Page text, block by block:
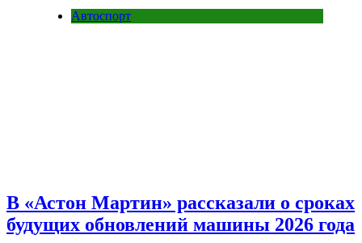
Автоспорт
В «Астон Мартин» рассказали о сроках
будущих обновлений машины 2026 года